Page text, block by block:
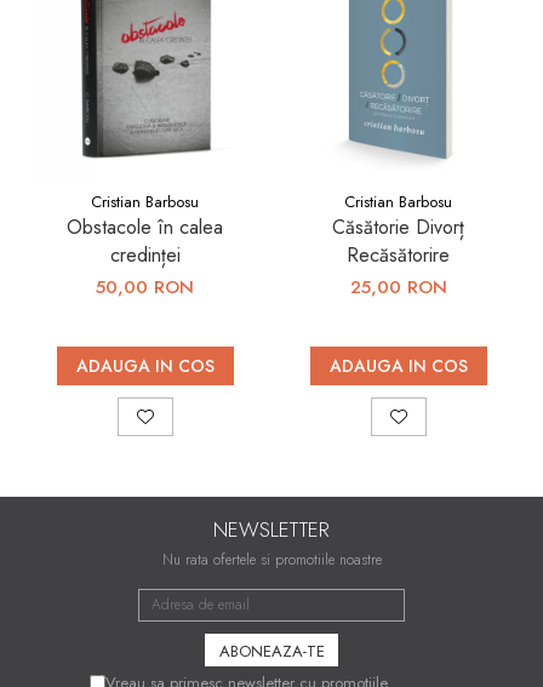
Cristian Barbosu
Obstacole în calea
credinței
50,00 RON
ADAUGA IN COS
Cristian Barbosu
Căsătorie Divorț
Recăsătorire
25,00 RON
ADAUGA IN COS
NEWSLETTER
Nu rata ofertele si promotiile noastre